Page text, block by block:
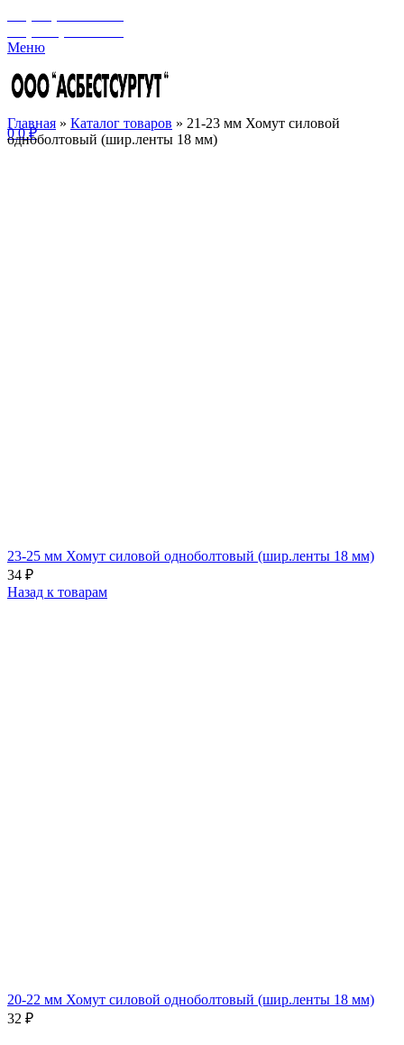
Меню
00₽
Главная » Каталог товаров » 21-23 мм Хомут силовой
одноболтовый (шир.ленты 18 мм)
23-25 мм Хомут силовой одноболтовый (шир.ленты 18 мм)
34 ₽
Назад к товарам
20-22 мм Хомут силовой одноболтовый (шир.ленты 18 мм)
32 ₽